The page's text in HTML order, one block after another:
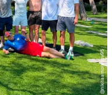
@nikitaamorozov95